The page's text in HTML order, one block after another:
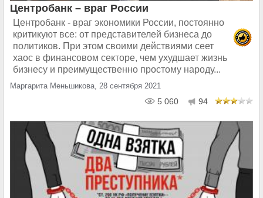
Центробанк – враг России
Центробанк - враг экономики России, постоянно
критикуют все: от представителей бизнеса до
политиков. При этом своими действиями сеет
хаос в финансовом секторе, чем ухудшает жизнь
бизнесу и преимущественно простому народу...
Маргарита Меньшикова, 28 сентября 2021
5 060 94